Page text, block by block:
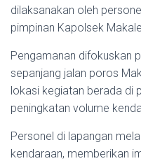
dilaksanakan oleh
pimpinan Kapolsek
Pengamanan difokuskan
sepanjang jalan poros
lokasi kegiatan berada di
peningkatan volume
Personel di lapangan
kendaraan, memberikan